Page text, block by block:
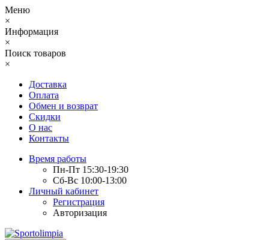
Меню
×
Информация
×
Поиск товаров
×
Доставка
Оплата
Обмен и возврат
Скидки
О нас
Контакты
Время работы
Пн-Пт 15:30-19:30
Сб-Вс 10:00-13:00
Личный кабинет
Регистрация
Авторизация